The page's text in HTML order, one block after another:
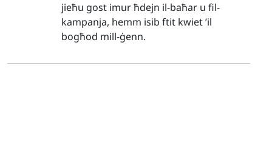
jieħu gost imur ħdejn il-baħar u fil-
kampanja, hemm isib ftit kwiet ’il
bogħod mill-ġenn.